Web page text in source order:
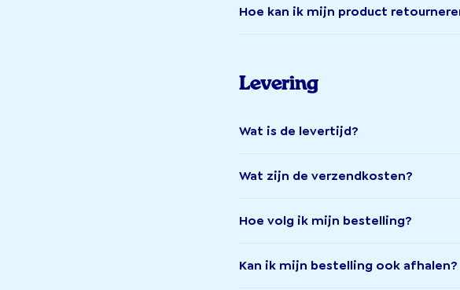
Hoe kan ik mijn product
Levering
Wat is de levertijd?
Wat zijn de verzendkosten?
Hoe volg ik mijn bestelling?
Kan ik mijn bestelling ook afhalen?